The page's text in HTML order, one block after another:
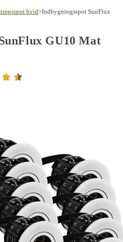
hvid>Indbygningsspot SunFlux
GU10 Mat